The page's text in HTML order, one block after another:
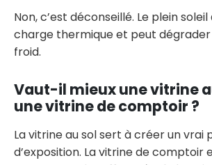
Non, c’est déconseillé. Le plein
charge thermique et peut
froid.
Vaut-il mieux une vitrine
une vitrine de comptoir ?
La vitrine au sol sert à créer un vrai
d’exposition. La vitrine de comptoir